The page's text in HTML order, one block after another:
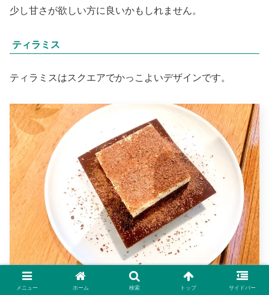
少し甘さが欲しい方に良いかもしれません。
ティラミス
ティラミスはスクエアでかっこよいデザインです。
メニュー ホーム 検索 トップ サイドバー